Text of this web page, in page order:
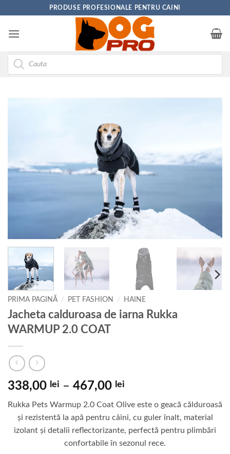
content
PRODUSE PROFESIONALE PENTRU CAINI
Products
search
PRIMA PAGINĂ / PET FASHION / HAINE
Jacheta calduroasa de iarna Rukka
WARMUP 2.0 COAT
338,00 lei – 467,00 lei
prețuri:
338,00 lei
până
la
Rukka Pets Warmup 2.0 Coat Olive este o geacă călduroasă
și rezistentă la apă pentru câini, cu guler înalt, material
izolant și detalii reflectorizante, perfectă pentru plimbări
confortabile în sezonul rece.